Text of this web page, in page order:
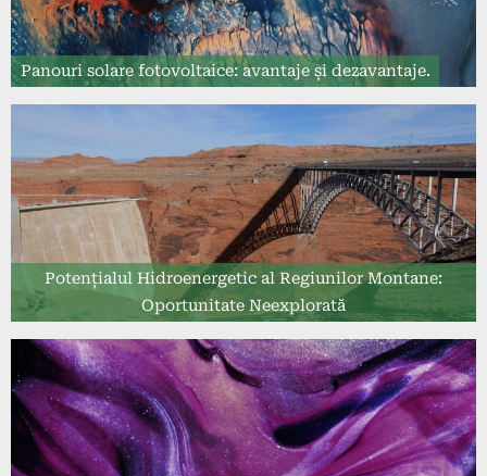
Panouri solare fotovoltaice: avantaje și dezavantaje.
Potențialul Hidroenergetic al Regiunilor Montane:
Oportunitate Neexplorată